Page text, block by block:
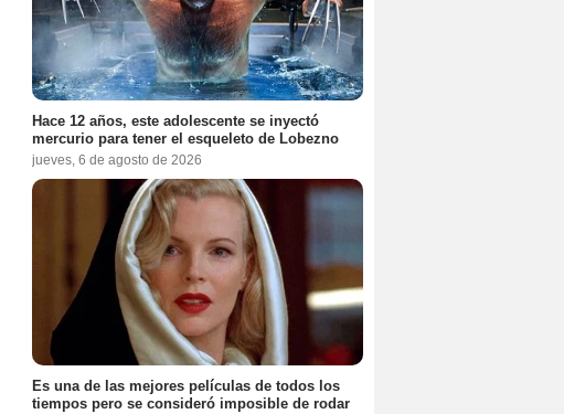
Hace 12 años, este adolescente se inyectó
mercurio para tener el esqueleto de Lobezno
jueves, 6 de agosto de 2026
Es una de las mejores películas de todos los
tiempos pero se consideró imposible de rodar